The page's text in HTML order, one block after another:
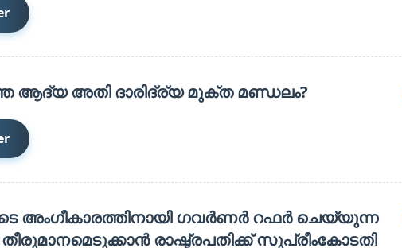
ആദ്യ അതി ദാരിദ്ര്യ മുക്ത മണ്ഡലം?
അംഗീകാരത്തിനായി ഗവർണർ റഫർ ചെയ്യുന്ന
രാഷ്ട്രപതിക്ക് സുപ്രീംകോടതി